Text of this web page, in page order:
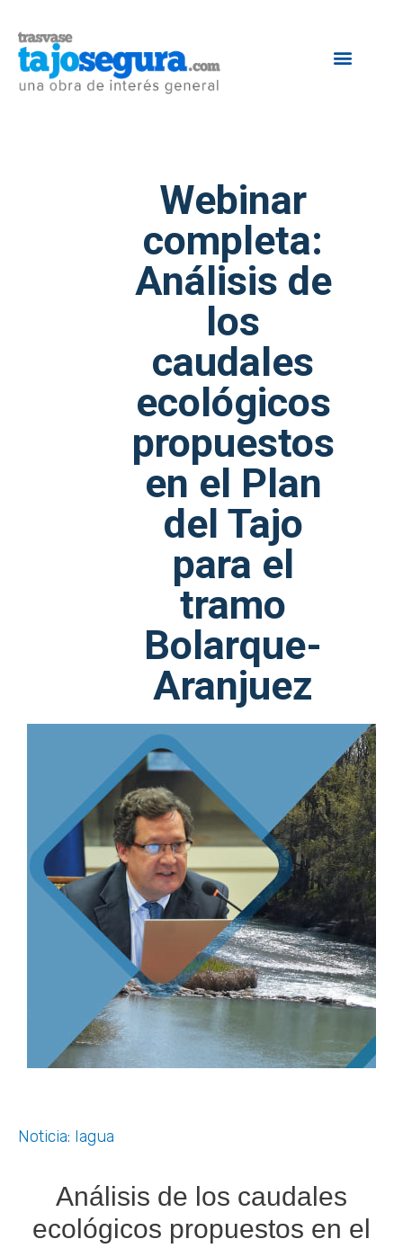
Webinar
completa:
Análisis de
los
caudales
ecológicos
propuestos
en el Plan
del Tajo
para el
tramo
Bolarque-
Aranjuez
Noticia: Iagua
Análisis de los caudales
ecológicos propuestos en el